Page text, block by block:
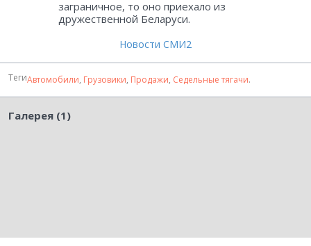
заграничное, то оно приехало из
дружественной Беларуси.
Новости СМИ2
ТегиАвтомобили, Грузовики, Продажи, Седельные тягачи.
Галерея (1)